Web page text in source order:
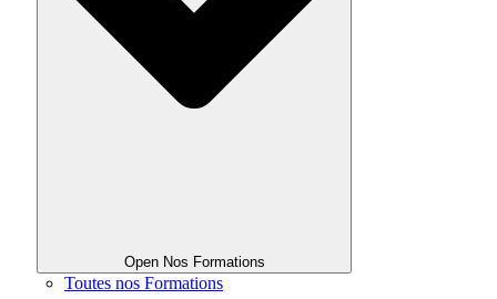
Open Nos Formations
Toutes nos Formations